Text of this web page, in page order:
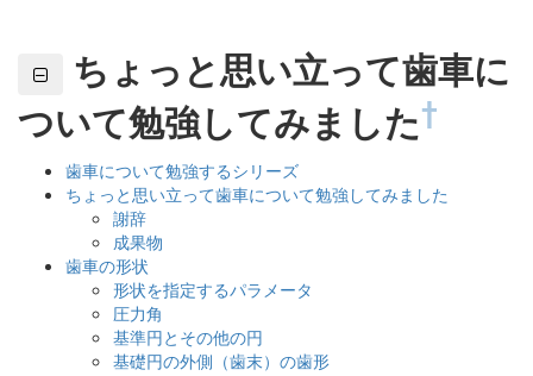
ちょっと思い立って歯車に
ついて勉強してみました†
歯車について勉強するシリーズ
ちょっと思い立って歯車について勉強してみました
謝辞
成果物
歯車の形状
形状を指定するパラメータ
圧力角
基準円とその他の円
基礎円の外側（歯末）の歯形